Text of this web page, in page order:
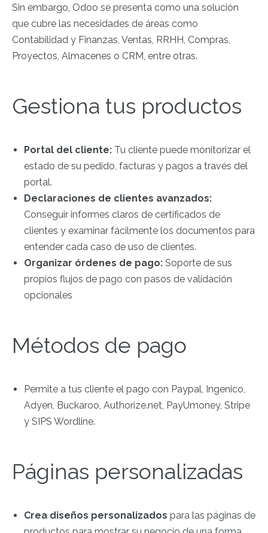
Sin embargo, Odoo se presenta como una solución
que cubre las necesidades de áreas como
Contabilidad y Finanzas, Ventas, RRHH, Compras,
Proyectos, Almacenes o CRM, entre otras.
Gestiona tus productos
Portal del cliente: Tu cliente puede monitorizar el
estado de su pedido, facturas y pagos a través del
portal.
Declaraciones de clientes avanzados:
Conseguir informes claros de certificados de
clientes y examinar fácilmente los documentos para
entender cada caso de uso de clientes.
Organizar órdenes de pago:Soporte de sus
propios flujos de pago con pasos de validación
opcionales
Métodos de pago
Permite a tus cliente el pago con Paypal, Ingenico,
Adyen, Buckaroo, Authorize.net, PayUmoney, Stripe
y SIPS Wordline.
Páginas personalizadas
Crea diseños personalizados para las páginas de